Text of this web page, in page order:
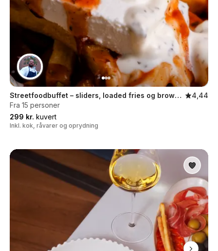
Streetfoodbuffet – sliders, loaded fries og brownie
4,44
Fra 15 personer
299 kr. kuvert
Inkl. kok, råvarer og oprydning